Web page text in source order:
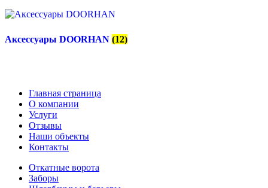
Аксессуары DOORHAN (12)
Главная страница
О компании
Услуги
Отзывы
Наши объекты
Контакты
Откатные ворота
Заборы